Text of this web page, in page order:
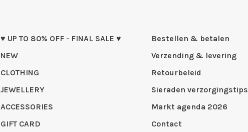
♥ UP TO 80% OFF - FINAL SALE ♥
NEW
CLOTHING
JEWELLERY
ACCESSORIES
GIFT CARD
Bestellen & betalen
Verzending & levering
Retourbeleid
Sieraden verzorgingstips
Markt agenda 2026
Contact